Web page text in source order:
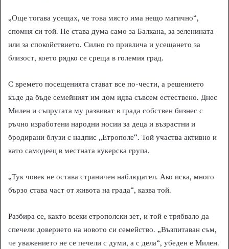
„Още тогава усещах, че това място има нещо магично“,
спомня си той. Не става дума само за Балкана, за зеленината
или за спокойствието. Силно го привлича и усещането за
близост, което рядко се среща в големия град.
С времето посещенията стават все по-чести, а решението
къде да бъде семейният им дом идва съвсем естествено. Днес
Милен и съпругата му развиват в града собствен бизнес с
ръчно изработени народни носии за деца и възрастни и
бродирани блузи с надпис „Етрополе“. Той участва активно и
като самодеец в местната кукерска група.
„Тук човек не остава страничен наблюдател. Ако иска, много
бързо става част от живота на града“, казва той.
Разбира се, както всеки етрополски зет, и той е трябвало да
спечели доверието на новото си семейство. „Възпитаван съм,
че уважението не се печели с думи, а с дела“, убеден е Милен.